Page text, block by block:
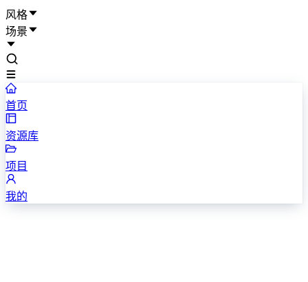
风格
场景
首页
资源库
项目
我的